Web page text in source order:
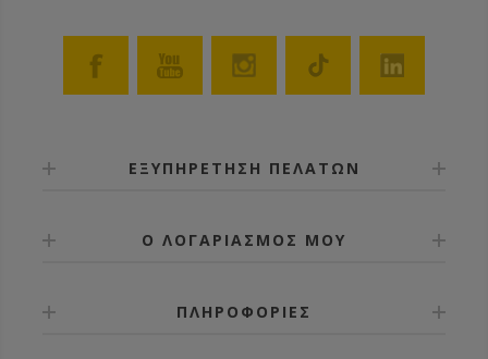
ΕΞΥΠΗΡΕΤΗΣΗ ΠΕΛΑΤΩΝ
Ο ΛΟΓΑΡΙΑΣΜΟΣ ΜΟΥ
ΠΛΗΡΟΦΟΡΙΕΣ